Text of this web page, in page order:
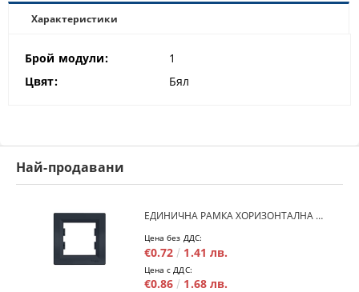
Характеристики
Брой модули:
1
Цвят:
Бял
Най-продавани
ЕДИНИЧНА РАМКА ХОРИЗОНТАЛНА SCHNEIDER ASFORA EPH5800171 - АНТРАЦИТ
Цена без ДДС:
€0.72 1.41 лв.
Цена с ДДС:
€0.86 1.68 лв.